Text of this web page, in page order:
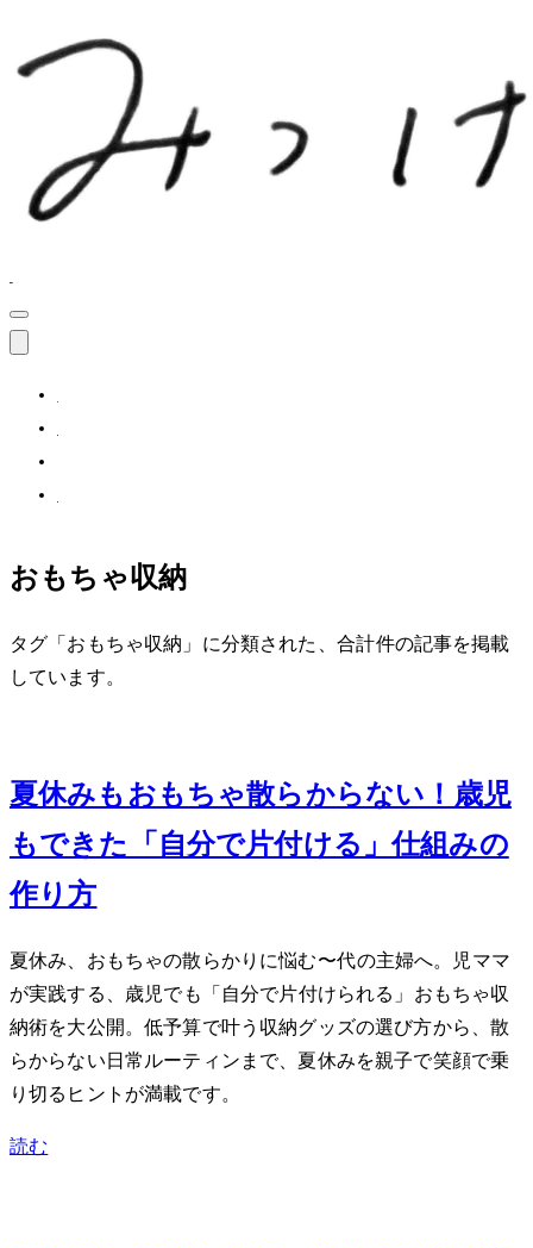
おもちゃ収納
タグ「おもちゃ収納」に分類された、合計 3 件の記事を掲載
しています。
夏休みもおもちゃ散らからない！3歳児
もできた「自分で片付ける」仕組みの
作り方
夏休み、おもちゃの散らかりに悩む30〜40代の主婦へ。2児ママ
が実践する、3歳児でも「自分で片付けられる」おもちゃ収
納術を大公開。低予算で叶う収納グッズの選び方から、散
らからない日常ルーティンまで、夏休みを親子で笑顔で乗
り切るヒントが満載です。
読む